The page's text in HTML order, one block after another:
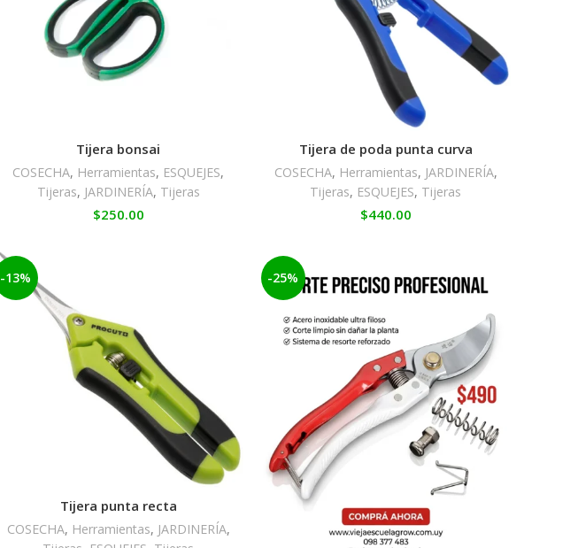
Tijera bonsai
COSECHA, Herramientas, ESQUEJES,
Tijeras, JARDINERÍA, Tijeras
$250.00
Tijera de poda punta curva
COSECHA, Herramientas, JARDINERÍA,
Tijeras, ESQUEJES, Tijeras
$440.00
-13%
Tijera punta recta
COSECHA, Herramientas, JARDINERÍA,
-25%